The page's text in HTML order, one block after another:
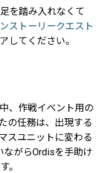
を踏み入れなくて
ストーリークエスト
してください。
、作戦イベント用の
の任務は、出現する
スユニットに変わる
ながらOrdisを手助け
。